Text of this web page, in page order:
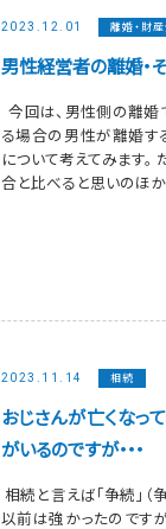
2023.12.01 離婚・財
男性経営者の離婚・
今回は、男性側の離婚
る場合の男性が離婚す
について考えてみます。
合と比べると思いのほか
2023.11.14 相続
おじさんが亡くなっ
がいるのですが・・・
相続と言えば「争続」（
以前は強かったのです